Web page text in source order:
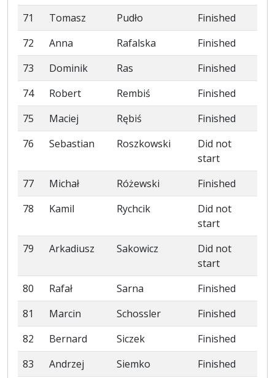
71
Tomasz Pudło
Finished
72
Anna Rafalska
Finished
73
Dominik Ras
Finished
74
Robert Rembiś
Finished
75
Maciej Rębiś
Finished
76
Sebastian Roszkowski
Did not
start
77
Michał Różewski
Finished
78
Kamil Rychcik
Did not
start
79
Arkadiusz Sakowicz
Did not
start
80
Rafał Sarna
Finished
81
Marcin Schossler
Finished
82
Bernard Siczek
Finished
83
Andrzej Siemko
Finished